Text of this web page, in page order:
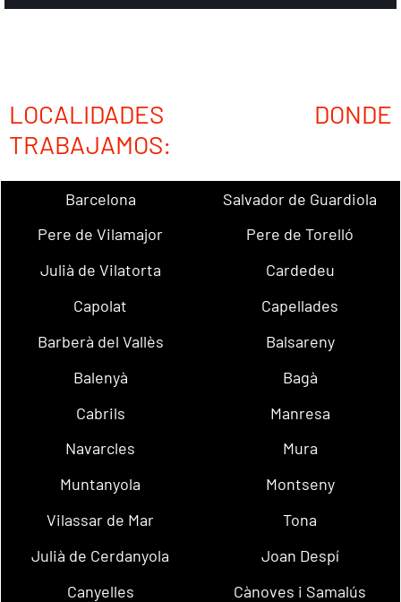
LOCALIDADES DONDE
TRABAJAMOS:
Barcelona
Salvador de Guardiola
Pere de Vilamajor
Pere de Torelló
Julià de Vilatorta
Cardedeu
Capolat
Capellades
Barberà del Vallès
Balsareny
Balenyà
Bagà
Cabrils
Manresa
Navarcles
Mura
Muntanyola
Montseny
Vilassar de Mar
Tona
Julià de Cerdanyola
Joan Despí
Canyelles
Cànoves i Samalús